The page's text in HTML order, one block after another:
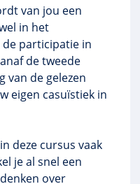
van jou een
in het
de participatie in
de tweede
van de gelezen
eigen casuïstiek in
deze cursus vaak
je al snel een
over